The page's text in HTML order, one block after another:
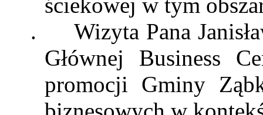
.
Wizyta Pana
Głównej Business
promocji Gminy